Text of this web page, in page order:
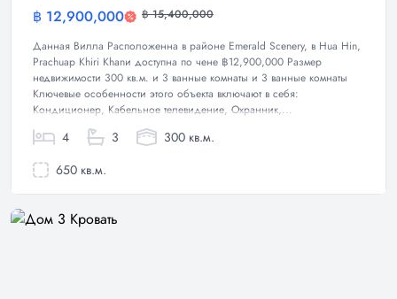
฿ 12,900,000 ฿ 15,400,000
Данная Вилла Расположенна в районе Emerald Scenery, в Hua Hin,
Prachuap Khiri Khanи доступна по чене ฿12,900,000 Размер
недвижимости 300 кв.м. и 3 ванные комнаты и 3 ванные комнаты
Ключевые особенности этого объекта включают в себя:
Кондиционер, Кабельное телевидение, Охранник,...
4 3
300 кв.м.
650 кв.м.